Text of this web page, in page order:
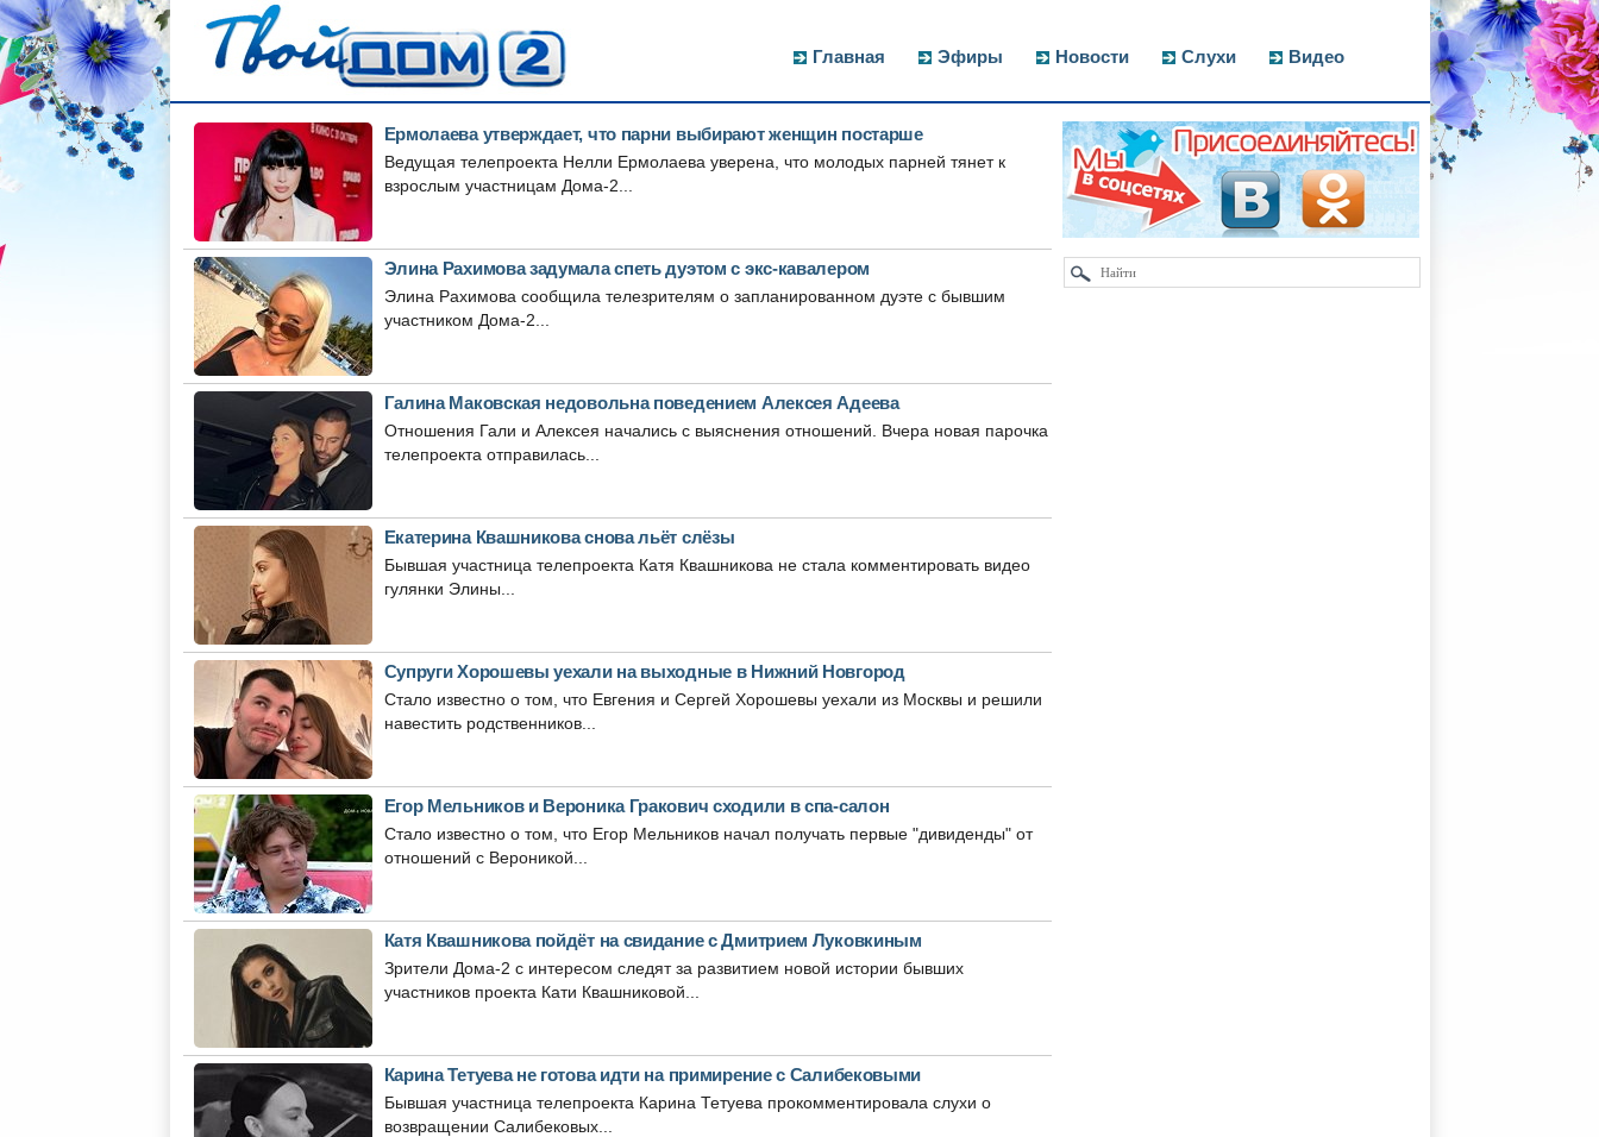
Главная Эфиры Новости Слухи Видео
Ермолаева утверждает, что парни выбирают женщин постарше
Ведущая телепроекта Нелли Ермолаева уверена, что молодых парней тянет к
взрослым участницам Дома-2...
Элина Рахимова задумала спеть дуэтом с экс-кавалером
Элина Рахимова сообщила телезрителям о запланированном дуэте с бывшим
участником Дома-2...
Галина Маковская недовольна поведением Алексея Адеева
Отношения Гали и Алексея начались с выяснения отношений. Вчера новая парочка
телепроекта отправилась...
Екатерина Квашникова снова льёт слёзы
Бывшая участница телепроекта Катя Квашникова не стала комментировать видео
гулянки Элины...
Супруги Хорошевы уехали на выходные в Нижний Новгород
Стало известно о том, что Евгения и Сергей Хорошевы уехали из Москвы и решили
навестить родственников...
Егор Мельников и Вероника Гракович сходили в спа-салон
Стало известно о том, что Егор Мельников начал получать первые "дивиденды" от
отношений с Вероникой...
Катя Квашникова пойдёт на свидание с Дмитрием Луковкиным
Зрители Дома-2 с интересом следят за развитием новой истории бывших
участников проекта Кати Квашниковой...
Карина Тетуева не готова идти на примирение с Салибековыми
Бывшая участница телепроекта Карина Тетуева прокомментировала слухи о
возвращении Салибековых...